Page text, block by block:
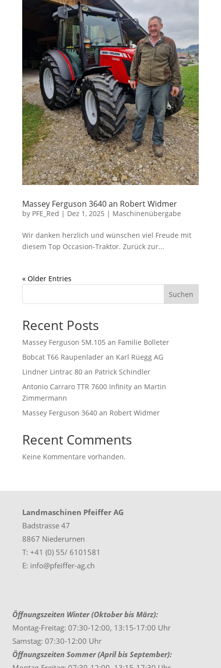
Massey Ferguson 3640 an Robert Widmer
by PFE_Red | Dez 1, 2025 | Maschinenübergabe
Wir danken herzlich und wünschen viel Freude mit
diesem Top Occasion-Traktor. Zurück zur...
« Older Entries
Suchen
Recent Posts
Massey Ferguson 5M.105 an Familie Bolleter
Bobcat T66 Raupenlader an Karl Rüegg AG
Lindner Lintrac 80 an Patrick Schindler
Antonio Carraro TTR 7600 Infinity an Martin
Zimmermann
Massey Ferguson 3640 an Robert Widmer
Recent Comments
Keine Kommentare vorhanden.
Landmaschinen Pfeiffer AG
Badstrasse 47
8867 Niederurnen
T: +41 (0) 55/ 6101581
E: info@pfeiffer-ag.ch
Öffnungszeiten Winter (Oktober bis März):
Montag-Freitag: 07:30-12:00, 13:15-17:00 Uhr
Samstag: 07:30-12:00 Uhr
Öffnungszeiten Sommer (April bis September):